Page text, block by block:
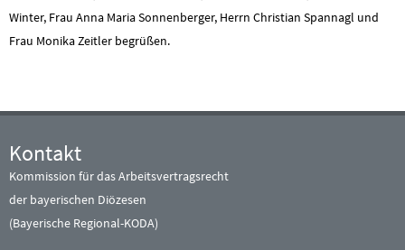
Winter, Frau Anna Maria Sonnenberger, Herrn Christian Spannagl und
Frau Monika Zeitler begrüßen.
Kontakt
Kommission für das Arbeitsvertragsrecht
der bayerischen Diözesen
(Bayerische Regional-KODA)